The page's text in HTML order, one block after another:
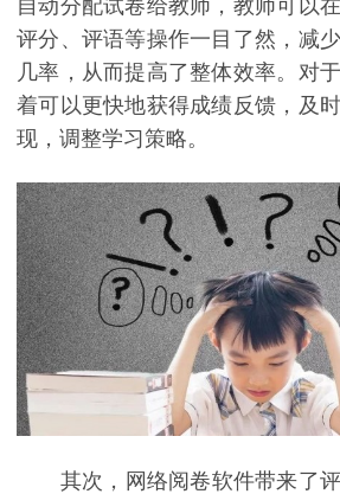
自动分配试卷给教师，教师可以
评分、评语等操作一目了然，减
几率，从而提高了整体效率。对
着可以更快地获得成绩反馈，及
现，调整学习策略。
其次，网络阅卷软件带来了评